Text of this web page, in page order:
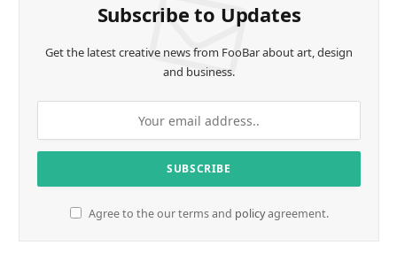
Subscribe to Updates
Get the latest creative news from FooBar about art, design
and business.
Agree to the our terms and policyagreement.